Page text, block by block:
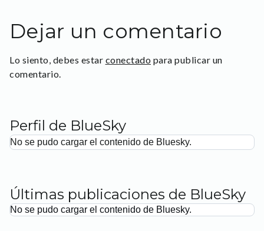
Dejar un comentario
Lo siento, debes estar conectado para publicar un
comentario.
Perfil de BlueSky
No se pudo cargar el contenido de Bluesky.
Últimas publicaciones de BlueSky
No se pudo cargar el contenido de Bluesky.